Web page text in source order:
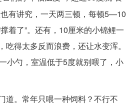
有讲究，一天两三顿，每顿5—10
着了”。还有，10厘米的小锦鲤一
吃得太多反而浪费，还让水变浑。
小勺，室温低于5度就别喂了，小
道。常年只喂一种饲料？不行不